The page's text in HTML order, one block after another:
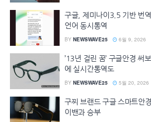
구글, 제미나이3.5 기반 번
언어 동시통역
BY NEWSWAVE25 6월 9, 2026
’13년 걸린 꿈’ 구글안경 써
에 실시간통역도
BY NEWSWAVE25 5월 20, 2026
구찌 브랜드 구글 스마트안
이밴과 승부